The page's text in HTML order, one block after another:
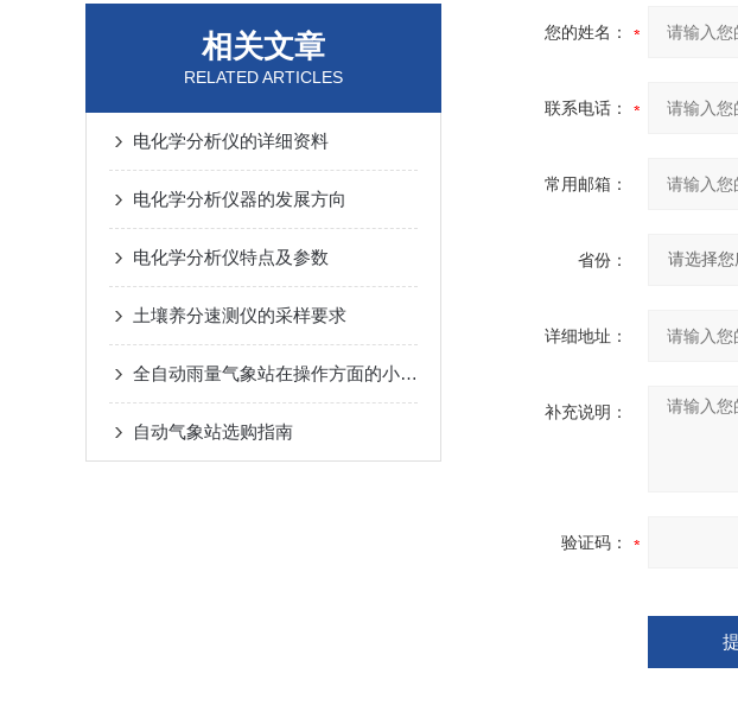
相关文章
RELATED ARTICLES
电化学分析仪的详细资料
电化学分析仪器的发展方向
电化学分析仪特点及参数
土壤养分速测仪的采样要求
全自动雨量气象站在操作方面的小技巧
自动气象站选购指南
您的姓名：
联系电话：
常用邮箱：
省份：
详细地址：
补充说明：
验证码：